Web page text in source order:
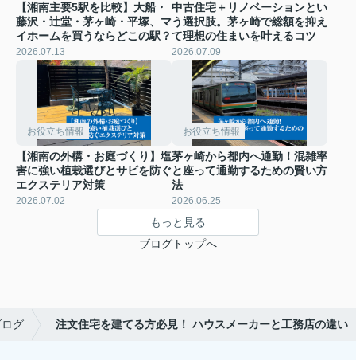
【湘南主要5駅を比較】大船・
藤沢・辻堂・茅ヶ崎・平塚、マ
イホームを買うならどこの駅？
2026.07.13
中古住宅＋リノベーションとい
う選択肢。茅ヶ崎で総額を抑え
て理想の住まいを叶えるコツ
2026.07.09
お役立ち情報
【湘南の外構・お庭づくり】塩
害に強い植栽選びとサビを防ぐ
エクステリア対策
2026.07.02
お役立ち情報
茅ヶ崎から都内へ通勤！混雑率
と座って通勤するための賢い方
法
2026.06.25
もっと見る
ブログトップへ
グ 注文住宅を建てる方必見！ ハウスメーカーと工務店の違い